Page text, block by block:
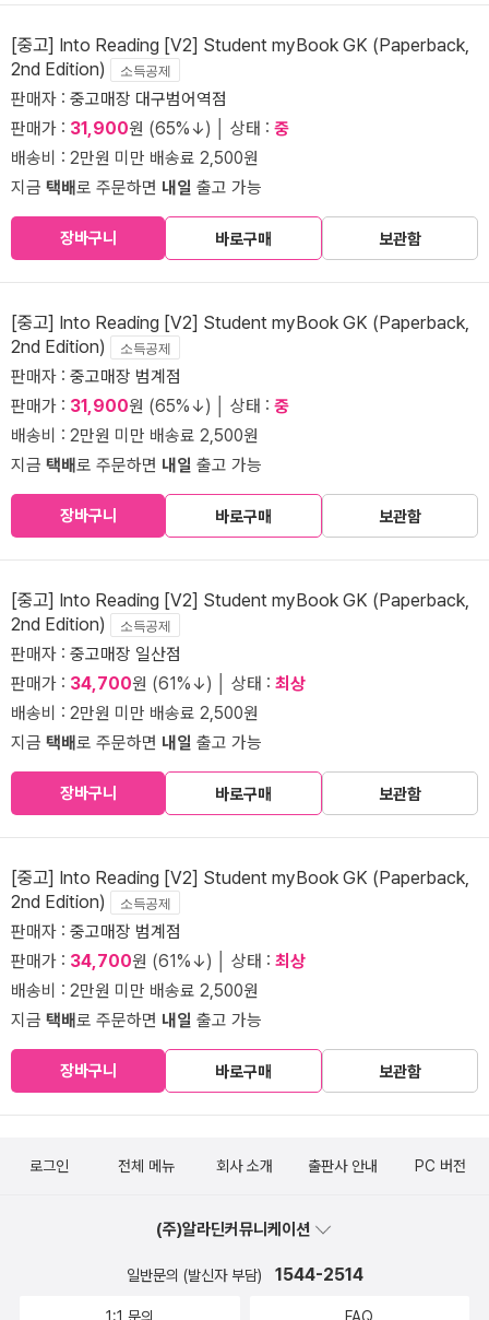
[중고] Into Reading [V2] Student myBook GK (Paperback,
2nd Edition)
소득공제
판매자 : 중고매장 대구범어역점
판매가 : 31,900원 (65%↓) │ 상태 : 중
배송비 : 2만원 미만 배송료 2,500원
지금 택배로 주문하면 내일 출고 가능
장바구니 바로구매 보관함
[중고] Into Reading [V2] Student myBook GK (Paperback,
2nd Edition)
소득공제
판매자 : 중고매장 범계점
판매가 : 31,900원 (65%↓) │ 상태 : 중
배송비 : 2만원 미만 배송료 2,500원
지금 택배로 주문하면 내일 출고 가능
장바구니 바로구매 보관함
[중고] Into Reading [V2] Student myBook GK (Paperback,
2nd Edition)
소득공제
판매자 : 중고매장 일산점
판매가 : 34,700원 (61%↓) │ 상태 : 최상
배송비 : 2만원 미만 배송료 2,500원
지금 택배로 주문하면 내일 출고 가능
장바구니 바로구매 보관함
[중고] Into Reading [V2] Student myBook GK (Paperback,
2nd Edition)
소득공제
판매자 : 중고매장 범계점
판매가 : 34,700원 (61%↓) │ 상태 : 최상
배송비 : 2만원 미만 배송료 2,500원
지금 택배로 주문하면 내일 출고 가능
장바구니 바로구매 보관함
로그인 전체 메뉴 회사 소개 출판사 안내 PC 버전
(주)알라딘커뮤니케이션
일반문의 (발신자 부담) 1544-2514